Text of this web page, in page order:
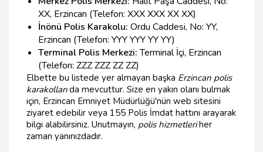
XX, Erzincan (Telefon: XXX XXX XX XX)
İnönü Polis Karakolu: Ordu Caddesi, No: YY,
Erzincan (Telefon: YYY YYY YY YY)
Terminal Polis Merkezi:Terminal İçi, Erzincan
(Telefon: ZZZ ZZZ ZZ ZZ)
Elbette bu listede yer almayan başka Erzincan polis
karakollarıda mevcuttur. Size en yakın olanı bulmak
için, Erzincan Emniyet Müdürlüğü'nün web sitesini
ziyaret edebilir veya 155 Polis İmdat hattını arayarak
bilgi alabilirsiniz. Unutmayın, polis hizmetleriher
zaman yanınızdadır.